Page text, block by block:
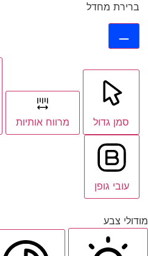
ברירת מחדל
סמן גדול מרווח אותיות
עובי גופן
מודולי צבע